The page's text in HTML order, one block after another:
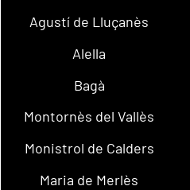
Agustí de Lluçanès
Alella
Bagà
Montornès del Vallès
Monistrol de Calders
Maria de Merlès